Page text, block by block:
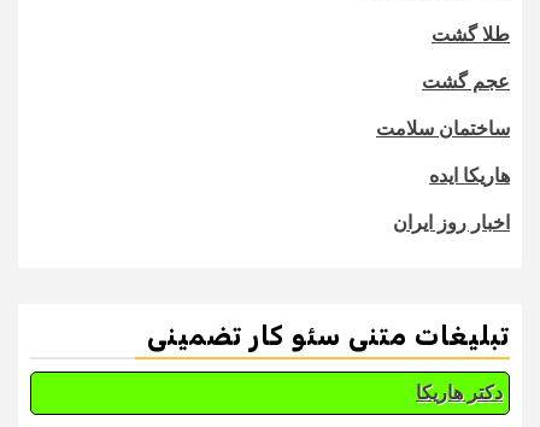
طلا گشت
عجم گشت
ساختمان سلامت
هاریکا ایده
اخبار روز ایران
تبلیغات متنی سئو کار تضمینی
دکتر هاریکا